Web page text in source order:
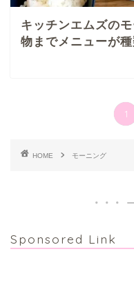
キッチンエムズの
物までメニューが
1
HOME モーニング
Sponsored Link